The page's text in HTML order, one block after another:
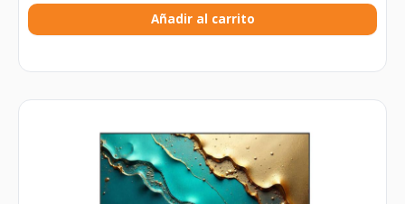
Añadir al carrito